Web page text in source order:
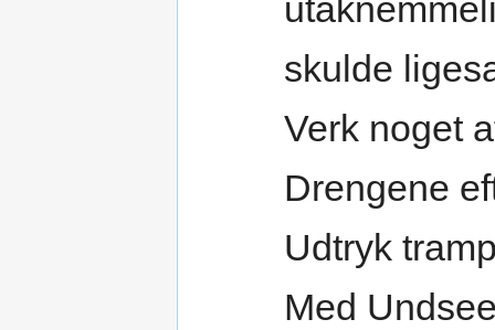
skulde
Verk noget
Drengene
Udtryk
Med